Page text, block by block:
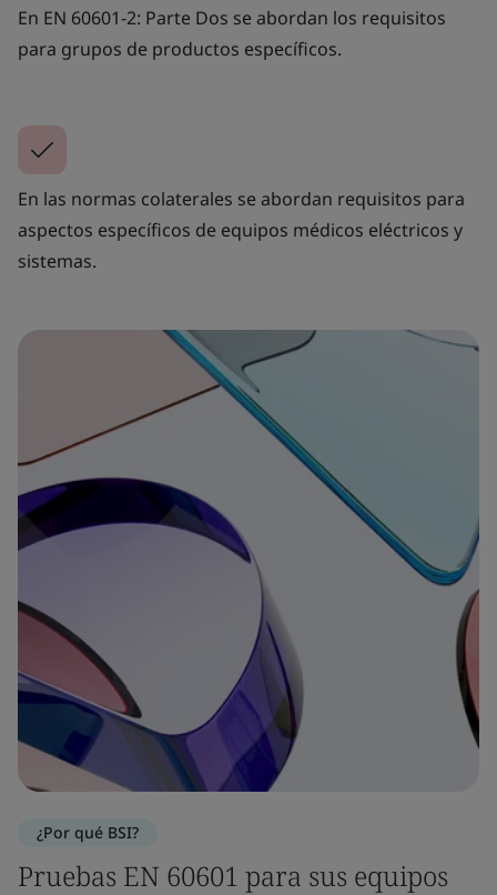
En EN 60601-2: Parte Dos se abordan los requisitos
para grupos de productos específicos.
En las normas colaterales se abordan requisitos para
aspectos específicos de equipos médicos eléctricos y
sistemas.
¿Por qué BSI?
Pruebas EN 60601 para sus equipos